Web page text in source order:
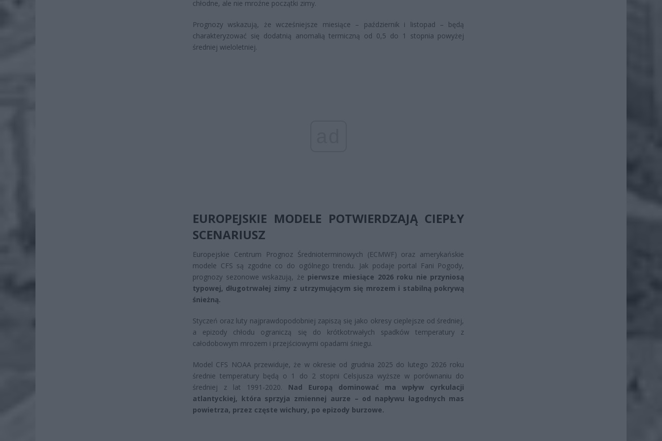
chłodne, ale nie mroźne początki zimy.
Prognozy wskazują, że wcześniejsze miesiące – październik i listopad – będą
charakteryzować się dodatnią anomalią termiczną od 0,5 do 1 stopnia powyżej
średniej wieloletniej.
EUROPEJSKIE MODELE POTWIERDZAJĄ CIEPŁY
SCENARIUSZ
Europejskie Centrum Prognoz Średnioterminowych (ECMWF) oraz amerykańskie
modele CFS są zgodne co do ogólnego trendu. Jak podaje portal Fani Pogody,
prognozy sezonowe wskazują, że pierwsze miesiące 2026 roku nie przyniosą
typowej, długotrwałej zimy z utrzymującym się mrozem i stabilną pokrywą
śnieżną.
Styczeń oraz luty najprawdopodobniej zapiszą się jako okresy cieplejsze od średniej,
a epizody chłodu ograniczą się do krótkotrwałych spadków temperatury z
całodobowym mrozem i przejściowymi opadami śniegu.
Model CFS NOAA przewiduje, że w okresie od grudnia 2025 do lutego 2026 roku
średnie temperatury będą o 1 do 2 stopni Celsjusza wyższe w porównaniu do
średniej z lat 1991-2020. Nad Europą dominować ma wpływ cyrkulacji
atlantyckiej, która sprzyja zmiennej aurze – od napływu łagodnych mas
powietrza, przez częste wichury, po epizody burzowe.